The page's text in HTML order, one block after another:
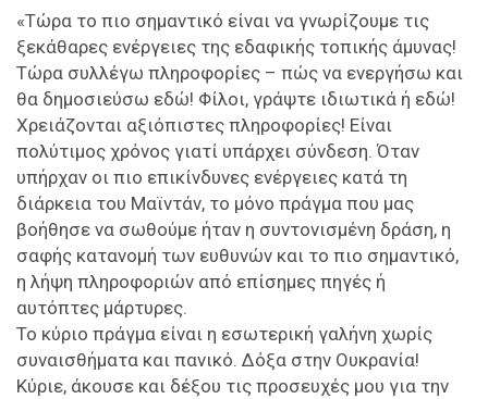
«Τώρα το πιο σημαντικό είναι να γνωρίζουμε τις
ξεκάθαρες ενέργειες της εδαφικής τοπικής άμυνας!
Τώρα συλλέγω πληροφορίες – πώς να ενεργήσω και
θα δημοσιεύσω εδώ! Φίλοι, γράψτε ιδιωτικά ή εδώ!
Χρειάζονται αξιόπιστες πληροφορίες! Είναι
πολύτιμος χρόνος γιατί υπάρχει σύνδεση. Όταν
υπήρχαν οι πιο επικίνδυνες ενέργειες κατά τη
διάρκεια του Μαϊντάν, το μόνο πράγμα που μας
βοήθησε να σωθούμε ήταν η συντονισμένη δράση, η
σαφής κατανομή των ευθυνών και το πιο σημαντικό,
η λήψη πληροφοριών από επίσημες πηγές ή
αυτόπτες μάρτυρες.
Το κύριο πράγμα είναι η εσωτερική γαλήνη χωρίς
συναισθήματα και πανικό. Δόξα στην Ουκρανία!
Κύριε, άκουσε και δέξου τις προσευχές μου για την